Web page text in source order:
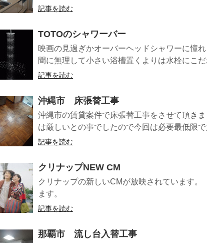
記事を読む
TOTOのシャワーバー
映画の見過ぎかオーバーヘッドシャワーに憧
間に無理して小さい浴槽置くよりは水栓にこ
記事を読む
沖縄市 床張替工事
沖縄市の賃貸案件で床張替工事をさせて頂き
は厳しいとの事でしたので今回は必要最低限
記事を読む
クリナップNEW CM
クリナップの新しいCMが放映されています
ます。
記事を読む
那覇市 流し台入替工事